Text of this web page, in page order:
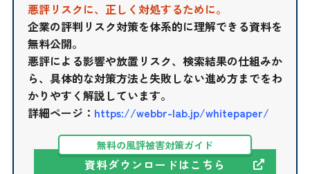
悪評リスクに、正しく対処するために。
企業の評判リスク対策を体系的に理解できる資料を
無料公開。
悪評による影響や放置リスク、検索結果の仕組みか
ら、具体的な対策方法と失敗しない進め方までをわ
かりやすく解説しています。
詳細ページ： https://webbr-lab.jp/whitepaper/
無料の風評被害対策ガイド
資料ダウンロードはこちら